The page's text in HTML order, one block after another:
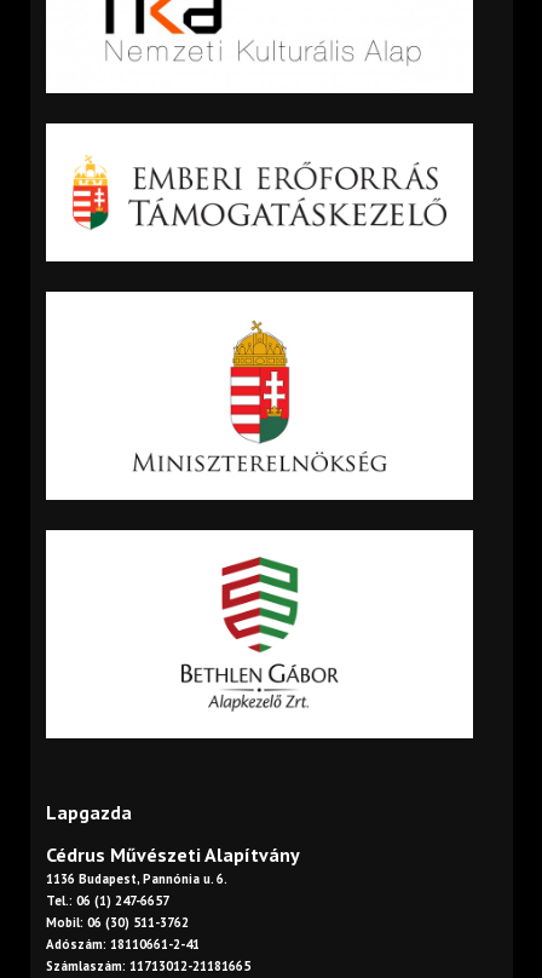
Lapgazda
Cédrus Művészeti Alapítvány
1136 Budapest, Pannónia u. 6.
Tel.: 06 (1) 247-6657
Mobil: 06 (30) 511-3762
Adószám: 18110661-2-41
Számlaszám: 11713012-21181665